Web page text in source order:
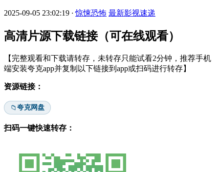
2025-09-05 23:02:19 · 惊悚恐怖 最新影视速递
高清片源下载链接（可在线观看）
【完整观看和下载请转存，未转存只能试看2分钟，推荐手机
端安装夸克app并复制以下链接到app或扫码进行转存】
资源链接：
📁夸克网盘
扫码一键快速转存：